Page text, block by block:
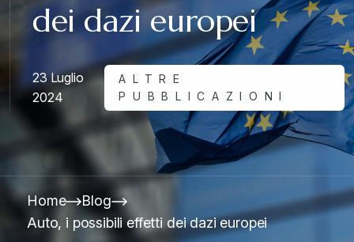
dei dazi europei
23 Luglio
2024
ALTRE
PUBBLICAZIONI
Home
Blog
Auto, i possibili effetti dei dazi europei